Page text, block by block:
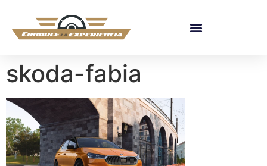
skoda-fabia